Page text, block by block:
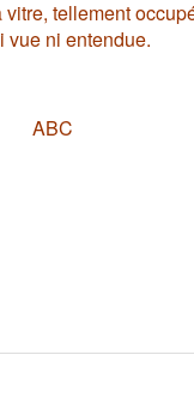
tellement
vue ni entendue.
ABC